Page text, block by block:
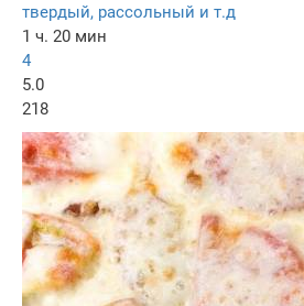
твердый, рассольный и т.д
1 ч. 20 мин
4
5.0
218